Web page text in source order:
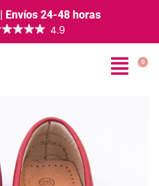
Envíos 24-48 horas
0